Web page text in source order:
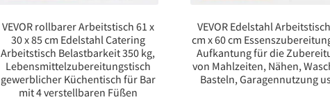
VEVOR rollbarer Arbeitstisch 61 x
30 x 85 cm Edelstahl Catering
Arbeitstisch Belastbarkeit 350 kg,
Lebensmittelzubereitungstisch
gewerblicher Küchentisch für Bar
mit 4 verstellbaren Füßen
VEVOR Edelstahl
cm x 60 cm
Aufkantung für die
von Mahlzeiten, Nähen,
Basteln, Garagennutzung